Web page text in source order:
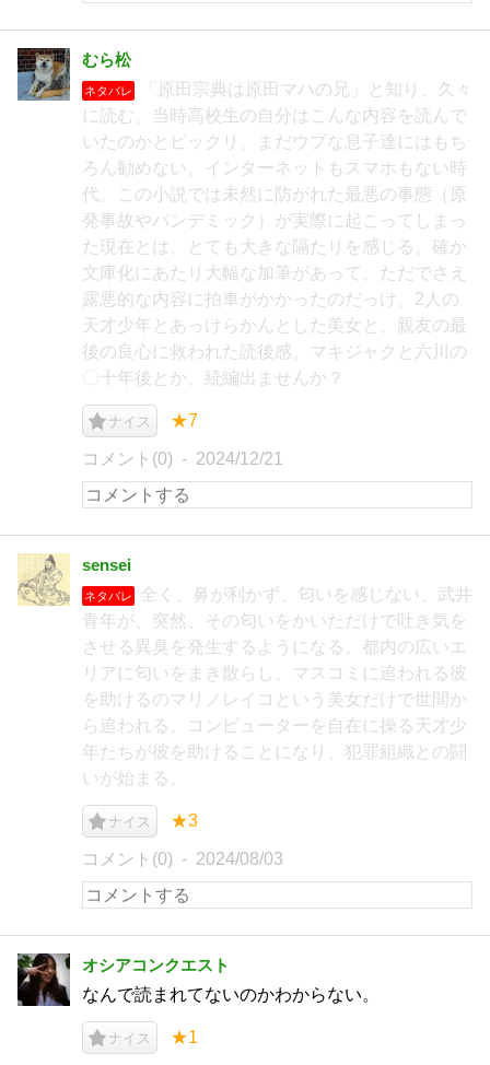
むら松
ネタバレ
「原田宗典は原田マハの兄」と知り、久々
に読む。当時高校生の自分はこんな内容を読んで
いたのかとビックリ。まだウブな息子達にはもち
ろん勧めない。インターネットもスマホもない時
代。この小説では未然に防がれた最悪の事態（原
発事故やパンデミック）が実際に起こってしまっ
た現在とは、とても大きな隔たりを感じる。確か
文庫化にあたり大幅な加筆があって、ただでさえ
露悪的な内容に拍車がかかったのだっけ。2人の
天才少年とあっけらかんとした美女と、親友の最
後の良心に救われた読後感。マキジャクと六川の
〇十年後とか、続編出ませんか？
ナイス ★7
コメント(0) 2024/12/21
sensei
ネタバレ
全く、鼻が利かず、匂いを感じない、武井
青年が、突然、その匂いをかいただけで吐き気を
させる異臭を発生するようになる。都内の広いエ
リアに匂いをまき散らし、マスコミに追われる彼
を助けるのマリノレイコという美女だけで世間か
ら追われる。コンピューターを自在に操る天才少
年たちが彼を助けることになり、犯罪組織との闘
いが始まる。
ナイス ★3
コメント(0) 2024/08/03
オシアコンクエスト
なんで読まれてないのかわからない。
ナイス ★1